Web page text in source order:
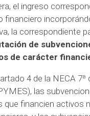
el ingreso
financiero
la correspondiente
de
de carácter
4 de la NECA 7ª
las
que financien activos